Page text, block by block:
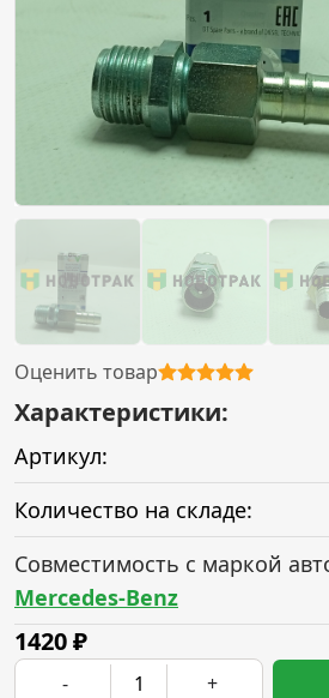
Оценить товар
Характеристики:
Артикул:
Количество на складе:
Совместимость с маркой
Mercedes-Benz
1420₽
- +